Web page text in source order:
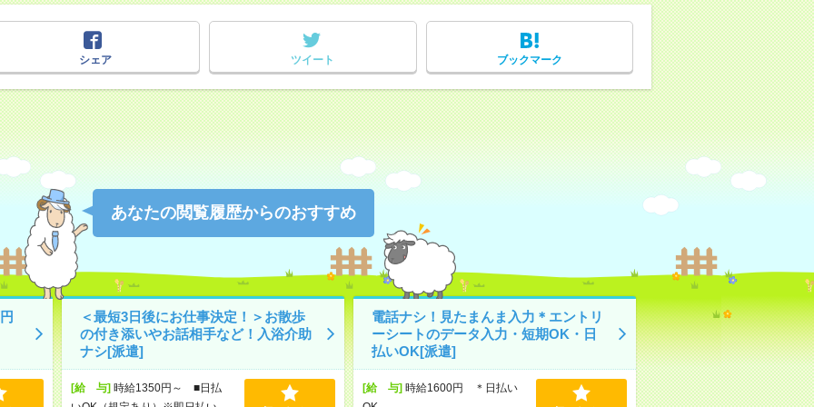
シェア ツイート ブックマーク
あなたの閲覧履歴からのおすすめ
＜最短3日後にお仕事決定！＞お散歩
の付き添いやお話相手など！入浴介助
ナシ[派遣]
[給 与]時給1350円～ ■日払
電話ナシ！見たまんま入力＊エントリ
ーシートのデータ入力・短期OK・日
払いOK[派遣]
[給 与]時給1600円 ＊日払い